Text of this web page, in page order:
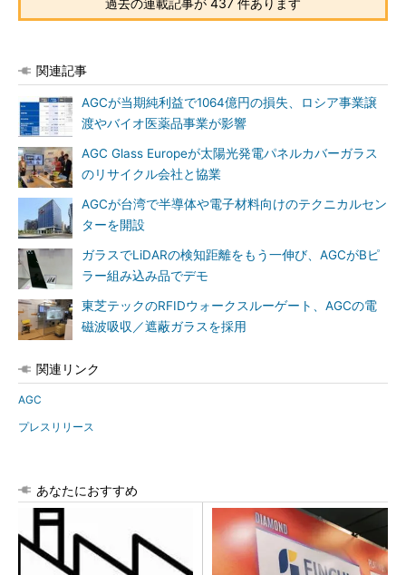
過去の連載記事が 437 件あります
関連記事
AGCが当期純利益で1064億円の損失、ロシア事業譲
渡やバイオ医薬品事業が影響
AGC Glass Europeが太陽光発電パネルカバーガラス
のリサイクル会社と協業
AGCが台湾で半導体や電子材料向けのテクニカルセン
ターを開設
ガラスでLiDARの検知距離をもう一伸び、AGCがBピ
ラー組み込み品でデモ
東芝テックのRFIDウォークスルーゲート、AGCの電
磁波吸収／遮蔽ガラスを採用
関連リンク
AGC
プレスリリース
あなたにおすすめ